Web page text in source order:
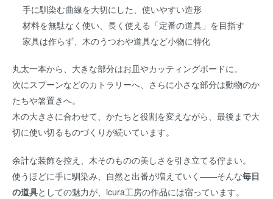
手に馴染む曲線を大切にした、使いやすい造形
材料を無駄なく使い、長く使える「定番の道具」を目指す
家具は作らず、木のうつわや道具など小物に特化
丸太一本から、大きな部分はお皿やカッティングボードに。
次にスプーンなどのカトラリーへ、さらに小さな部分は動物のか
たちや箸置きへ。
木の大きさに合わせて、かたちと役割を変えながら、最後まで大
切に使い切るものづくりが続いています。
余計な装飾を控え、木そのものの美しさを引き立てる佇まい。
使うほどに手に馴染み、自然と出番が増えていく——そんな毎日
の道具としての魅力が、icura工房の作品には宿っています。